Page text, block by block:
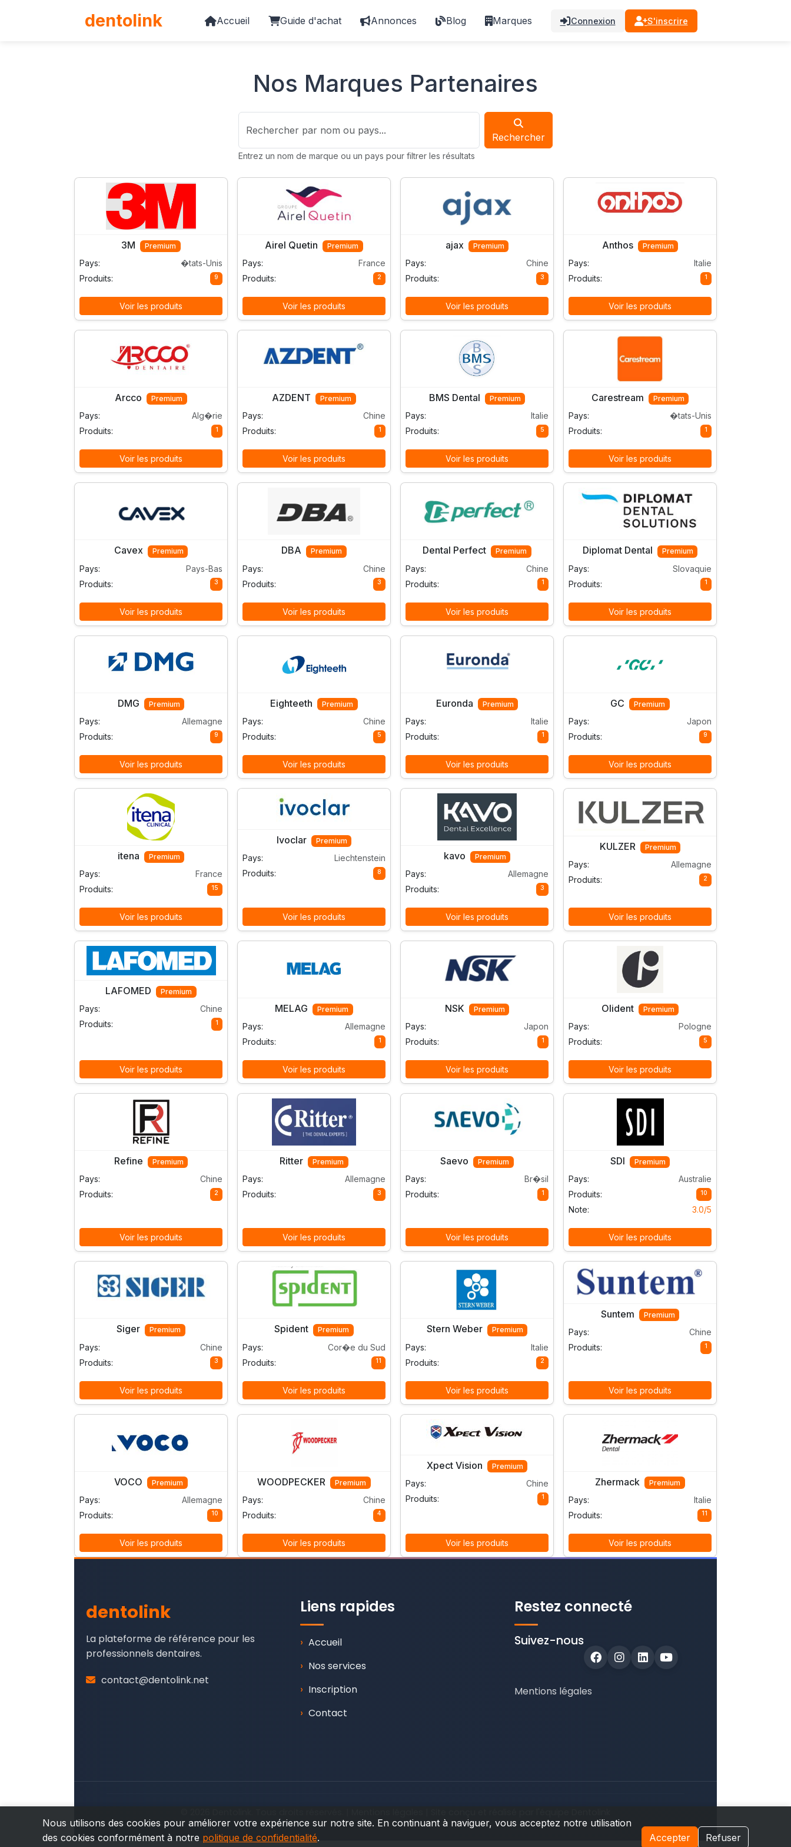
dentolink Accueil Guide d'achat Annonces Blog Marques Connexion S'inscrire
Nous utilisons des cookies pour améliorer votre expérience sur notre site. En continuant à naviguer, vous acceptez notre utilisation
des cookies conformément à notre politique de confidentialité. Accepter Refuser
Nos Marques Partenaires
Recherche de marques
Rechercher
Entrez un nom de marque ou un pays pour filtrer les résultats
3M Premium
Pays:
�tats-Unis
Produits:
9
Voir les produits
Airel Quetin Premium
Pays:
France
Produits:
2
Voir les produits
ajax Premium
Pays:
Chine
Produits:
3
Voir les produits
Anthos Premium
Pays:
Italie
Produits:
1
Voir les produits
Arcco Premium
Pays:
Alg�rie
Produits:
1
Voir les produits
AZDENT Premium
Pays:
Chine
Produits:
1
Voir les produits
BMS Dental Premium
Pays:
Italie
Produits:
5
Voir les produits
Carestream Premium
Pays:
�tats-Unis
Produits:
1
Voir les produits
Cavex Premium
Pays:
Pays-Bas
Produits:
3
Voir les produits
DBA Premium
Pays:
Chine
Produits:
3
Voir les produits
Dental Perfect Premium
Pays:
Chine
Produits:
1
Voir les produits
Diplomat Dental Premium
Pays:
Slovaquie
Produits:
1
Voir les produits
DMG Premium
Pays:
Allemagne
Produits:
9
Voir les produits
Eighteeth Premium
Pays:
Chine
Produits:
5
Voir les produits
Euronda Premium
Pays:
Italie
Produits:
1
Voir les produits
GC Premium
Pays:
Japon
Produits:
9
Voir les produits
itena Premium
Pays:
France
Produits:
15
Voir les produits
Ivoclar Premium
Pays:
Liechtenstein
Produits:
8
Voir les produits
kavo Premium
Pays:
Allemagne
Produits:
3
Voir les produits
KULZER Premium
Pays:
Allemagne
Produits:
2
Voir les produits
LAFOMED Premium
Pays:
Chine
Produits:
1
Voir les produits
MELAG Premium
Pays:
Allemagne
Produits:
1
Voir les produits
NSK Premium
Pays:
Japon
Produits:
1
Voir les produits
Olident Premium
Pays:
Pologne
Produits:
5
Voir les produits
Refine Premium
Pays:
Chine
Produits:
2
Voir les produits
Ritter Premium
Pays:
Allemagne
Produits:
3
Voir les produits
Saevo Premium
Pays:
Br�sil
Produits:
1
Voir les produits
SDI Premium
Pays:
Australie
Produits:
10
Note: 3.0/5
Voir les produits
Siger Premium
Pays:
Chine
Produits:
3
Voir les produits
Spident Premium
Pays:
Cor�e du Sud
Produits:
11
Voir les produits
Stern Weber Premium
Pays:
Italie
Produits:
2
Voir les produits
Suntem Premium
Pays:
Chine
Produits:
1
Voir les produits
VOCO Premium
Pays:
Allemagne
Produits:
10
Voir les produits
WOODPECKER Premium
Pays:
Chine
Produits:
4
Voir les produits
Xpect Vision Premium
Pays:
Chine
Produits:
1
Voir les produits
Zhermack Premium
Pays:
Italie
Produits:
11
Voir les produits
dentolink
La plateforme de référence pour les
professionnels dentaires.
contact@dentolink.net
Liens rapides
› Accueil
› Nos services
› Inscription
› Contact
Restez connecté
Suivez-nous
Mentions légales